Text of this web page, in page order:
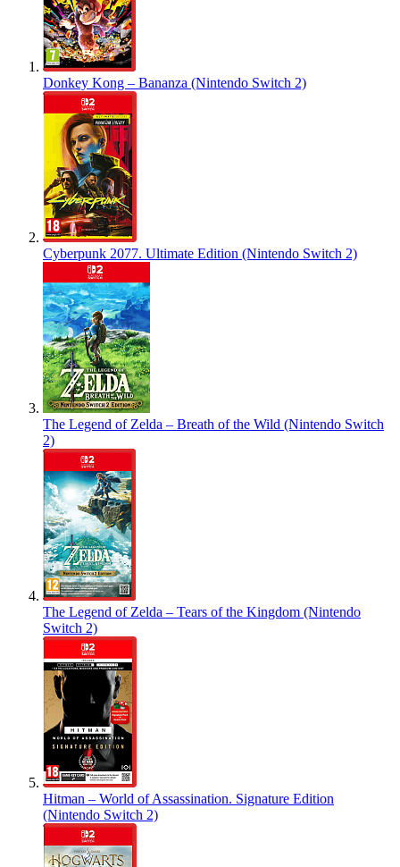
Donkey Kong – Bananza (Nintendo Switch 2)
Cyberpunk 2077. Ultimate Edition (Nintendo Switch 2)
The Legend of Zelda – Breath of the Wild (Nintendo Switch
2)
The Legend of Zelda – Tears of the Kingdom (Nintendo
Switch 2)
Hitman – World of Assassination. Signature Edition
(Nintendo Switch 2)